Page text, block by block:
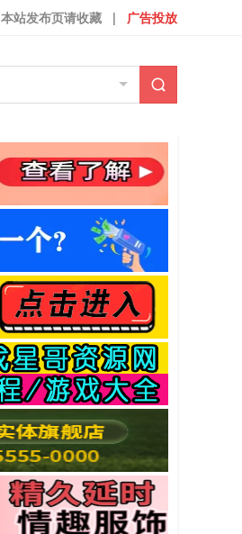
广告投放
|
本站发布页请收藏